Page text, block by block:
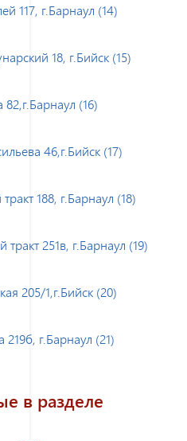
117, г.Барнаул (14)
18, г.Бийск (15)
(16)
46,г.Бийск (17)
188, г.Барнаул (18)
251в, г.Барнаул (19)
205/1,г.Бийск (20)
г.Барнаул (21)
в разделе